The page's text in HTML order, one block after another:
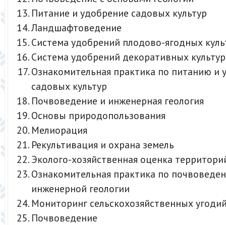
Питание и удобрение садовых культур
Ландшафтоведение
Система удобрений плодово-ягодных
Система удобрений декоративных культур
Ознакомительная практика по питанию и
садовых культур
Почвоведение и инженерная геология
Основы природопользования
Мелиорация
Рекультивация и охрана земель
Эколого-хозяйственная оценка
Ознакомительная практика по
инженерной геологии
Мониторинг сельскохозяйственных
Почвоведение